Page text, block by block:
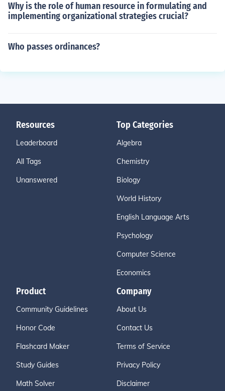
Why is the role of human resource in formulating and
implementing organizational strategies crucial?
Who passes ordinances?
Resources
Leaderboard
All Tags
Unanswered
Top Categories
Algebra
Chemistry
Biology
World History
English Language Arts
Psychology
Computer Science
Economics
Product
Community Guidelines
Honor Code
Flashcard Maker
Study Guides
Math Solver
Company
About Us
Contact Us
Terms of Service
Privacy Policy
Disclaimer